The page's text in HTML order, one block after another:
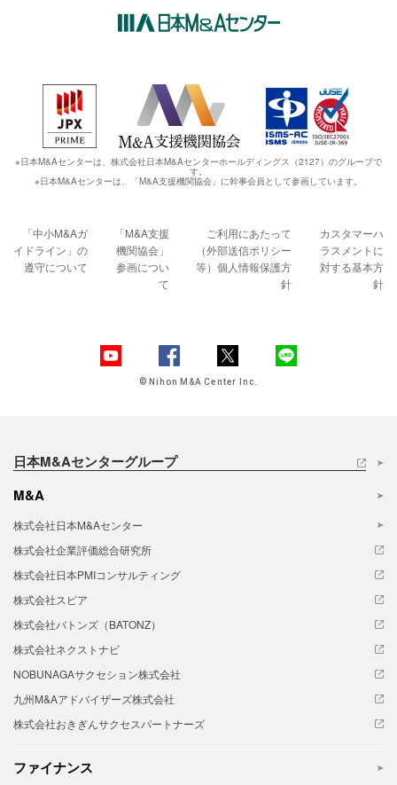
※日本M&Aセンターは、株式会社日本M&Aセンターホールディングス（2127）のグループで
す。
※日本M&Aセンターは、「M&A支援機関協会」に幹事会員として参画しています。
「中小M&Aガ
イドライン」の
遵守について
「M&A支援
機関協会」
参画につい
て
ご利用にあたって
（外部送信ポリシー
等）個人情報保護方
針
カスタマーハ
ラスメントに
対する基本方
針
© Nihon M&A Center Inc.
日本M&Aセンターグループ
M&A
株式会社日本M&Aセンター
株式会社企業評価総合研究所
株式会社日本PMIコンサルティング
株式会社スピア
株式会社バトンズ（BATONZ）
株式会社ネクストナビ
NOBUNAGAサクセション株式会社
九州M&Aアドバイザーズ株式会社
株式会社おきぎんサクセスパートナーズ
ファイナンス